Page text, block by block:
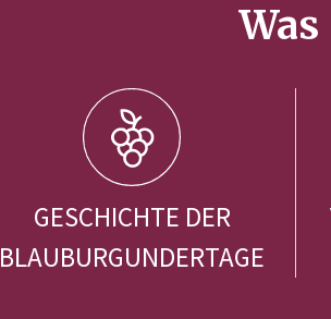
GESCHICHTE DER
BLAUBURGUNDERTAGE